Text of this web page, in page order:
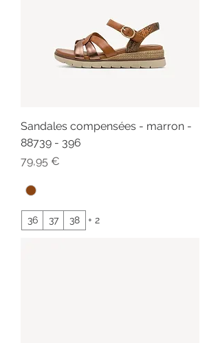
Sandales compensées - marron -
88739 - 396
Prix
79,95 €
36 37 38 + 2